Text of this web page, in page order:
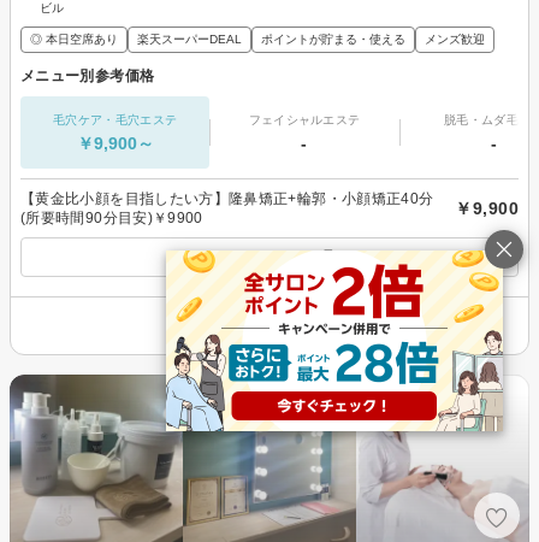
ビル
◎ 本日空席あり 楽天スーパーDEAL ポイントが貯まる・使える メンズ歓迎
メニュー別参考価格
毛穴ケア・毛穴エステ
￥9,900～
フェイシャルエステ
-
脱毛・ムダ毛処
-
【黄金比小顔を目指したい方】隆鼻矯正+輪郭・小顔矯正40分
(所要時間90分目安)￥9900
￥9,900
すべてのメニューを見る
その他の情報を表示